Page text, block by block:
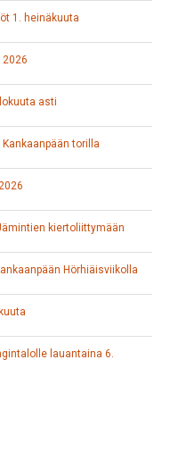
1. heinäkuuta
asti
torilla
kiertoliittymään
Hörhiäisviikolla
lauantaina 6.